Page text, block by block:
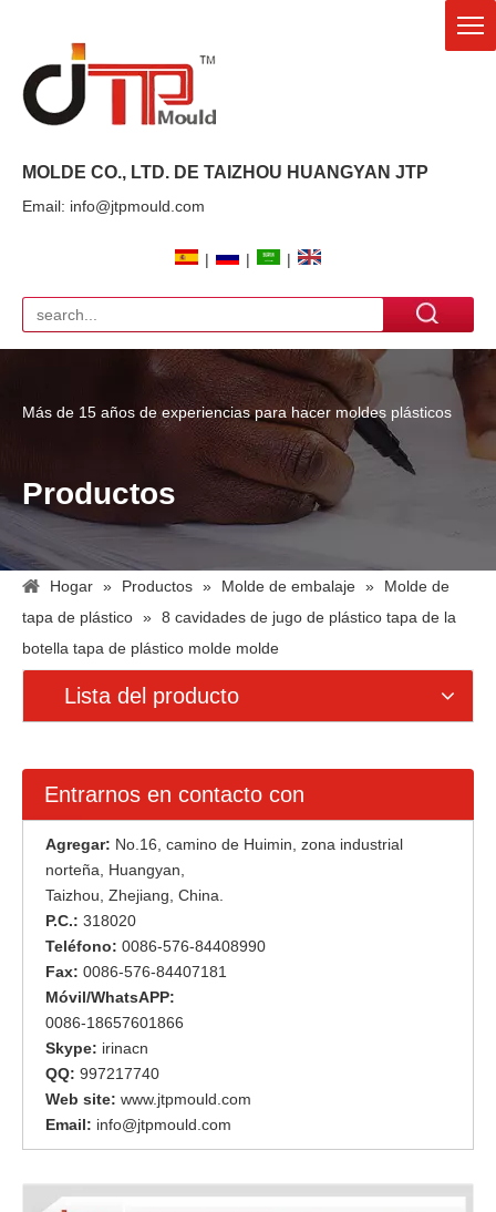
MOLDE CO., LTD. DE TAIZHOU HUANGYAN JTP
Email: info@jtpmould.com
| | |
Más de 15 años de experiencias para hacer moldes plásticos
Productos
Hogar » Productos » Molde de embalaje »
Molde de
tapa de plástico » 8 cavidades de jugo de plástico tapa de la
botella tapa de plástico molde molde
Lista del producto
Entrarnos en contacto con
Agregar: No.16, camino de Huimin, zona industrial
norteña, Huangyan,
Taizhou, Zhejiang, China.
P.C.: 318020
Teléfono: 0086-576-84408990
Fax: 0086-576-84407181
Móvil/WhatsAPP:
0086-18657601866
Skype: irinacn
QQ: 997217740
Web site: www.jtpmould.com
Email: info@jtpmould.com